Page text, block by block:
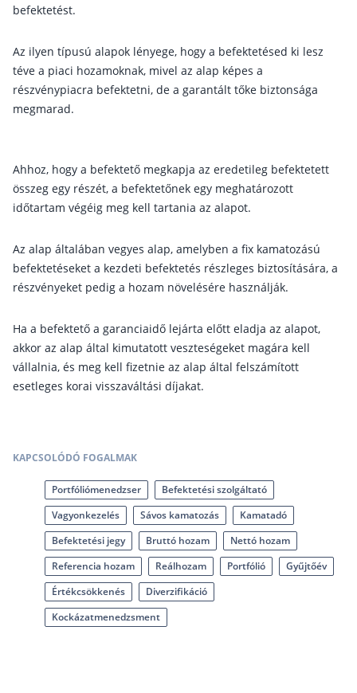
Nyugdíjbiztosítás
Nyugdíjbiztosítás vagy NYESZ? Melyik a jobb?
Nyugdíjbiztosítás adókedvezmény és adójóváírás
KATA Nyugdíj: így használd ki az
Nyugdíjbiztosítás hozamok
Nyugdíjbiztosítás költségek
Balesetbiztosítás
Csoportos életbiztosítás
Kockázati életbiztosítás 🛡
Befektetési egységekhez kötött életbiztosítás
Egészségbiztosítás
Egészségbiztosítás cégeknek
Magán egészségbiztosítás 💊
Betegbiztosítás
befektetést.
Az ilyen típusú alapok lényege, hogy a befektetésed ki lesz
téve a piaci hozamoknak, mivel az alap képes a
részvénypiacra befektetni, de a garantált tőke biztonsága
megmarad.
Ahhoz, hogy a befektető megkapja az eredetileg befektetett
összeg egy részét, a befektetőnek egy meghatározott
időtartam végéig meg kell tartania az alapot.
Az alap általában vegyes alap, amelyben a fix kamatozású
befektetéseket a kezdeti befektetés részleges biztosítására, a
részvényeket pedig a hozam növelésére használják.
Ha a befektető a garanciaidő lejárta előtt eladja az alapot,
akkor az alap által kimutatott veszteségeket magára kell
vállalnia, és meg kell fizetnie az alap által felszámított
esetleges korai visszaváltási díjakat.
KAPCSOLÓDÓ FOGALMAK
Portfóliómenedzser
Befektetési szolgáltató
Vagyonkezelés
Sávos kamatozás
Kamatadó
Befektetési jegy
Bruttó hozam
Nettó hozam
Referencia hozam
Reálhozam Portfólió
Gyűjtőév
Értékcsökkenés
Diverzifikáció
Kockázatmenedzsment